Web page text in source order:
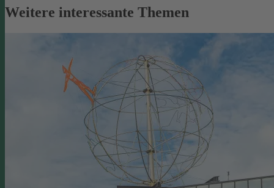
Weitere interessante Themen